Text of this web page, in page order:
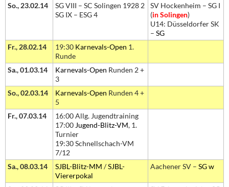
So., 23.02.14
SG VIII – SC Solingen 1928 2
SG IX – ESG 4
SV Hockenheim – SG I
(in Solingen)
U14: Düsseldorfer SK
– SG
Fr., 28.02.14
19:30 Karnevals-Open 1.
Runde
Sa., 01.03.14
Karnevals-Open Runden 2 +
3
So., 02.03.14
Karnevals-Open Runden 4 +
5
Fr., 07.03.14
16:00 Allg. Jugendtraining
17:00 Jugend-Blitz-VM, 1.
Turnier
19:30 Schnellschach-VM
7/12
Sa., 08.03.14
SJBL-Blitz-MM /SJBL-
Viererpokal
Aachener SV – SG w